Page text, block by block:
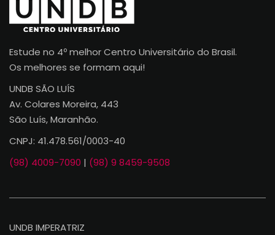
Estude no 4º melhor Centro Universitário do Brasil.
Os melhores se formam aqui!
UNDB SÃO LUÍS
Av. Colares Moreira, 443
São Luís, Maranhão.
CNPJ: 41.478.561/0003-40
(98) 4009-7090 | (98) 9 8459-9508
UNDB IMPERATRIZ